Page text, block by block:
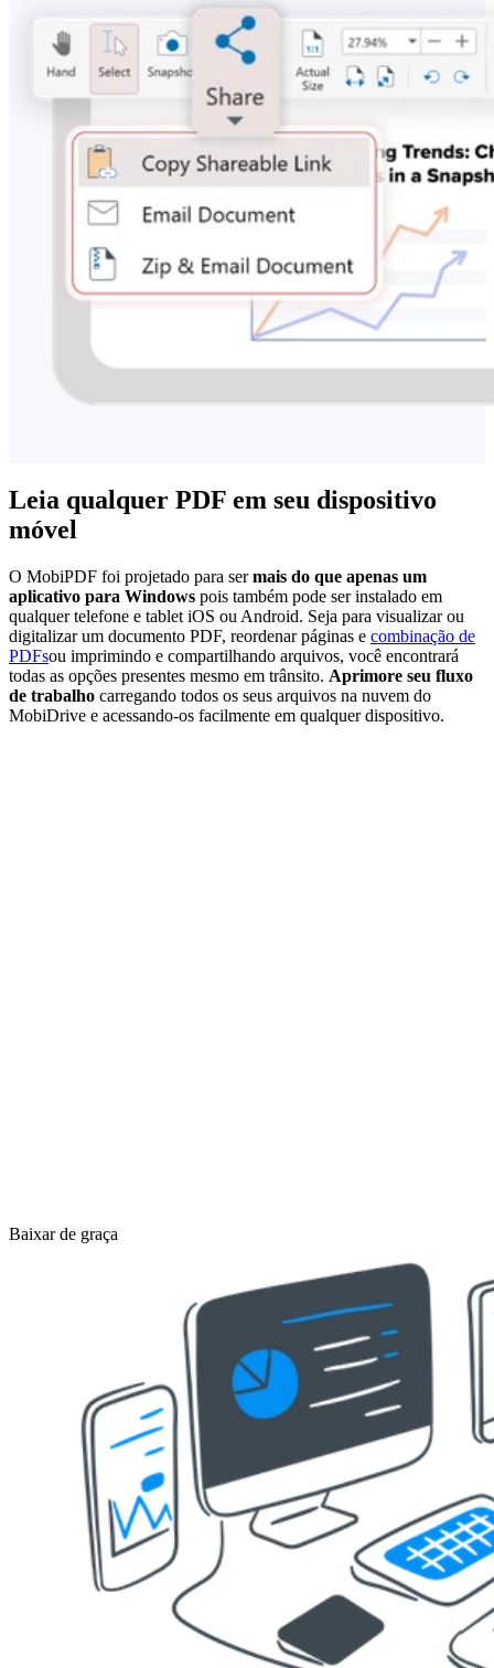
Leia qualquer PDF em seu dispositivo
móvel
O MobiPDF foi projetado para sermais do que apenas um
aplicativo para Windows pois também pode ser instalado em
qualquer telefone e tablet iOS ou Android. Seja para visualizar ou
digitalizar um documento PDF, reordenar páginas e combinação de
PDFsou imprimindo e compartilhando arquivos, você encontrará
todas as opções presentes mesmo em trânsito. Aprimore seu fluxo
de trabalho carregando todos os seus arquivos na nuvem do
MobiDrive e acessando-os facilmente em qualquer dispositivo.
Baixar de graça